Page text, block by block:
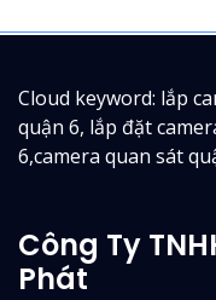
Cloud keyword: lắp
quận 6, lắp đặt
6,camera quan sát
Công Ty
Phát